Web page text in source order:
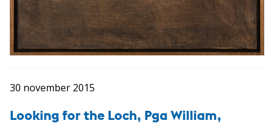
30 november 2015
Looking for the Loch, Pga William,